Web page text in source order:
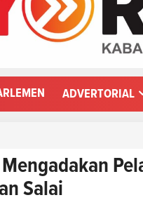
ADVERTORIAL
Salai